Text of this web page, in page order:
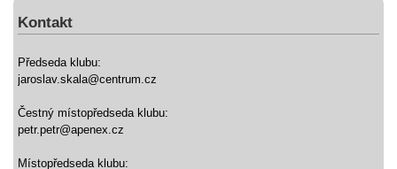
Kontakt
Předseda klubu:
jaroslav.skala@centrum.cz
Čestný místopředseda klubu:
petr.petr@apenex.cz
Místopředseda klubu: